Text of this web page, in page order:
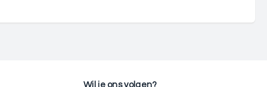
Wil je ons volgen?